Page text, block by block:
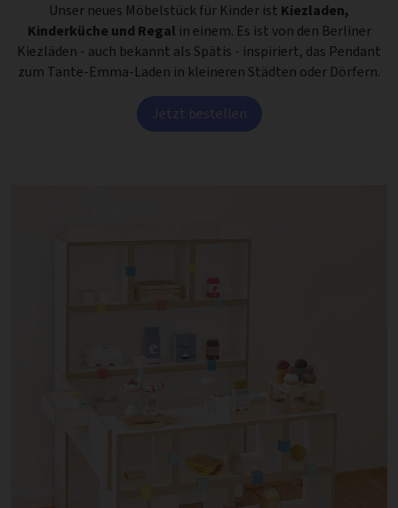
Unser neues Möbelstück für Kinder ist Kiezladen,
Kinderküche und Regal in einem. Es ist von den Berliner
Kiezläden - auch bekannt als Spätis - inspiriert, das Pendant
zum Tante-Emma-Laden in kleineren Städten oder Dörfern.
Jetzt bestellen